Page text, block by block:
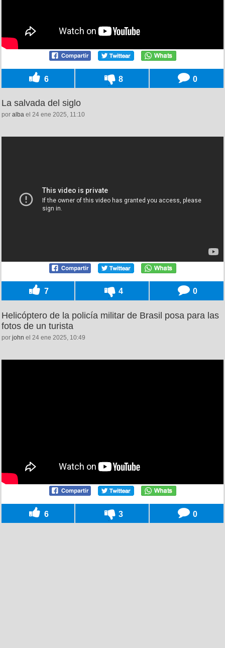
6 8 0
La salvada del siglo
por alba el 24 ene 2025, 11:10
7 4 0
Helicóptero de la policía militar de Brasil posa para las
fotos de un turista
por john el 24 ene 2025, 10:49
6 3 0